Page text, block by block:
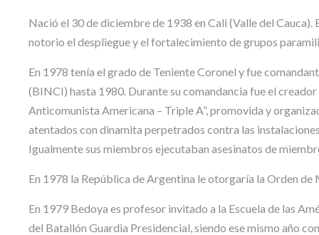
Nació el 30 de diciembre de 1938 en Cali (Valle del
notorio el despliegue y el fortalecimiento de grupos
En 1978 tenía el grado de Teniente Coronel y fue
(BINCI) hasta 1980. Durante su comandancia fue el
Anticomunista Americana – Triple A”, promovida y
atentados con dinamita perpetrados contra las
Igualmente sus miembros ejecutaban asesinatos de
En 1978 la República de Argentina le otorgaría la Orden
En 1979 Bedoya es profesor invitado a la Escuela de las
del Batallón Guardia Presidencial, siendo ese mismo año